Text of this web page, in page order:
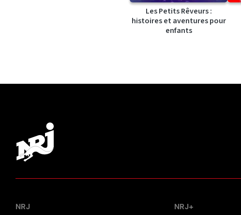
Les Petits Rêveurs :
histoires et aventures pour
enfants
NRJ NRJ+